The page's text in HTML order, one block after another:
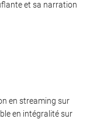
et sa narration
en streaming sur
en intégralité sur